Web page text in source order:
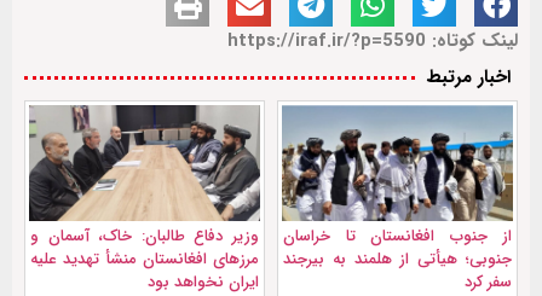
لینک کوتاه: https://iraf.ir/?p=5590
اخبار مرتبط
از جنوب افغانستان تا خراسان
جنوبی؛ هیأتی از هلمند به بیرجند
سفر کرد
وزیر دفاع طالبان: خاک، آسمان و
مرزهای افغانستان منشأ تهدید علیه
ایران نخواهد بود